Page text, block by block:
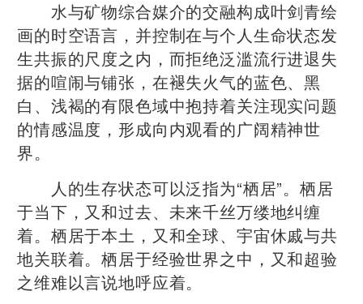
水与矿物综合媒介的交融构成叶剑青绘
画的时空语言，并控制在与个人生命状态发
生共振的尺度之内，而拒绝泛滥流行进退失
据的喧闹与铺张，在褪失火气的蓝色、黑
白、浅褐的有限色域中抱持着关注现实问题
的情感温度，形成向内观看的广阔精神世
界。
人的生存状态可以泛指为“栖居”。栖居
于当下，又和过去、未来千丝万缕地纠缠
着。栖居于本土，又和全球、宇宙休戚与共
地关联着。栖居于经验世界之中，又和超验
之维难以言说地呼应着。